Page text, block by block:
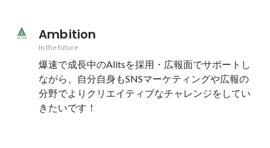
Ambition
In the future
爆速で成長中のAlitsを採用・広報面でサポートし
ながら、自分自身もSNSマーケティングや広報の
分野でよりクリエイティブなチャレンジをしてい
きたいです！